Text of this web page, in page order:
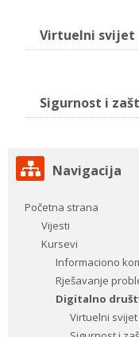
Virtuelni svijet
Sigurnost i
Preskoči
NavigacijaNavigacija
Početna strana
Vijesti
Kursevi
Informaciono
Rješavanje
Digitalno
Virtuelni svijet